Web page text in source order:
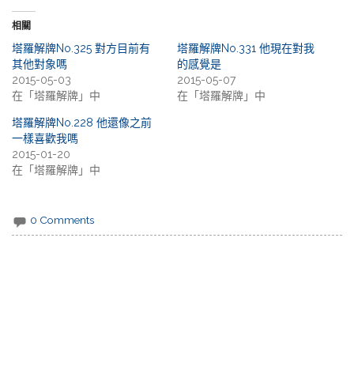
相關
塔羅解牌No.325 對方目前有
其他對象嗎
2015-05-03
在「塔羅解牌」中
塔羅解牌No.331 他現在對我
的感覺是
2015-05-07
在「塔羅解牌」中
塔羅解牌No.228 他還像之前
一樣喜歡我嗎
2015-01-20
在「塔羅解牌」中
0 Comments